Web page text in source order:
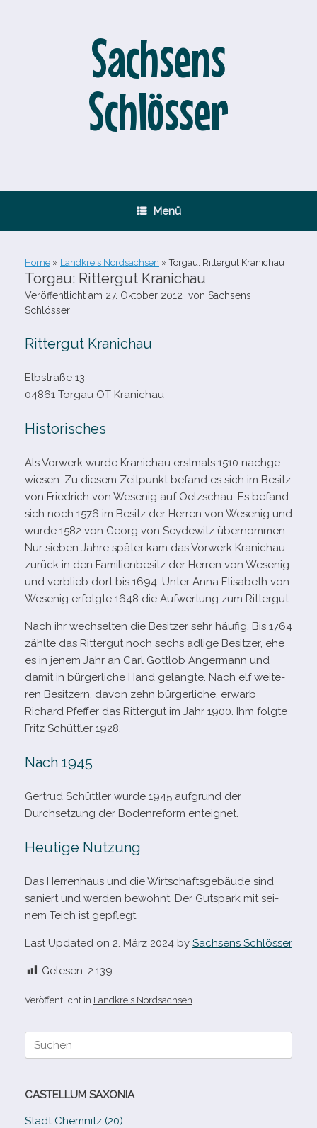
Sachsens
Schlösser
Menü
Home » Landkreis Nordsachsen » Torgau: Rittergut Kranichau
Torgau: Rittergut Kranichau
Veröffentlicht am 27. Oktober 2012 von Sachsens
Schlösser
Rittergut Kranichau
Elbstraße 13
04861 Torgau OT Kranichau
Historisches
Als Vorwerk wurde Kranichau erst­mals 1510 nach­ge­
wie­sen. Zu die­sem Zeitpunkt befand es sich im Besitz
von Friedrich von Wesenig auf Oelzschau. Es befand
sich noch 1576 im Besitz der Herren von Wesenig und
wurde 1582 von Georg von Seydewitz über­nom­men.
Nur sie­ben Jahre spä­ter kam das Vorwerk Kranichau
zurück in den Familienbesitz der Herren von Wesenig
und ver­blieb dort bis 1694. Unter Anna Elisabeth von
Wesenig erfolgte 1648 die Aufwertung zum Rittergut.
Nach ihr wech­sel­ten die Besitzer sehr häu­fig. Bis 1764
zählte das Rittergut noch sechs adlige Besitzer, ehe
es in jenem Jahr an Carl Gottlob Angermann und
damit in bür­ger­li­che Hand gelangte. Nach elf wei­te­
ren Besitzern, davon zehn bür­ger­li­che, erwarb
Richard Pfeffer das Rittergut im Jahr 1900. Ihm folgte
Fritz Schüttler 1928.
Nach 1945
Gertrud Schüttler wurde 1945 auf­grund der
Durchsetzung der Bodenreform enteignet.
Heutige Nutzung
Das Herrenhaus und die Wirtschaftsgebäude sind
saniert und wer­den bewohnt. Der Gutspark mit sei­
nem Teich ist gepflegt.
Last Updated on 2. März 2024 by Sachsens Schlösser
Gelesen: 2.139
Veröffentlicht in Landkreis Nordsachsen
Suche
CASTELLUM SAXONIA
Stadt Chemnitz (20)